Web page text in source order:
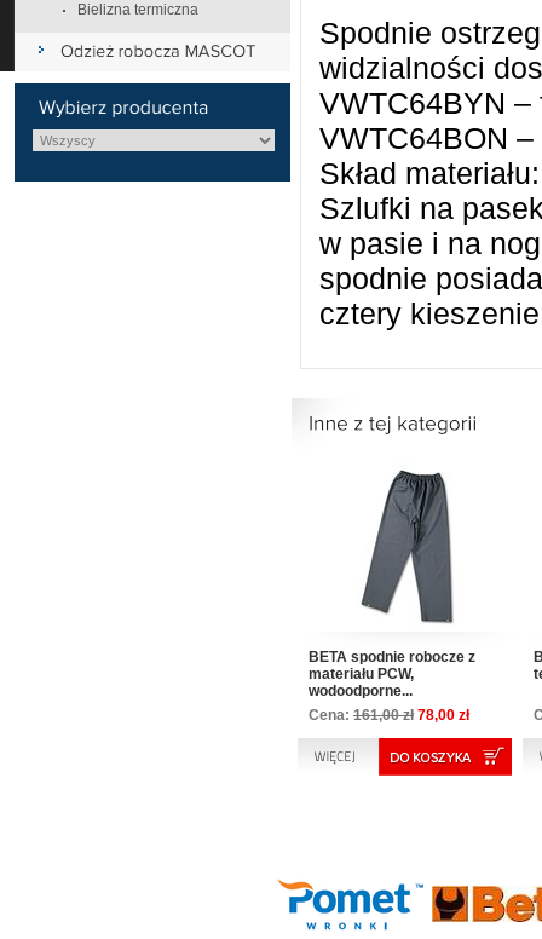
Bielizna termiczna
Spodnie
widzialności
VWTC64BYN –
VWTC64BON
Skład
Szlufki na
w pasie i na
spodnie
cztery
BETA spodnie robocze z
materiału PCW,
wodoodporne...
Cena: 161,00 zł 78,00 zł